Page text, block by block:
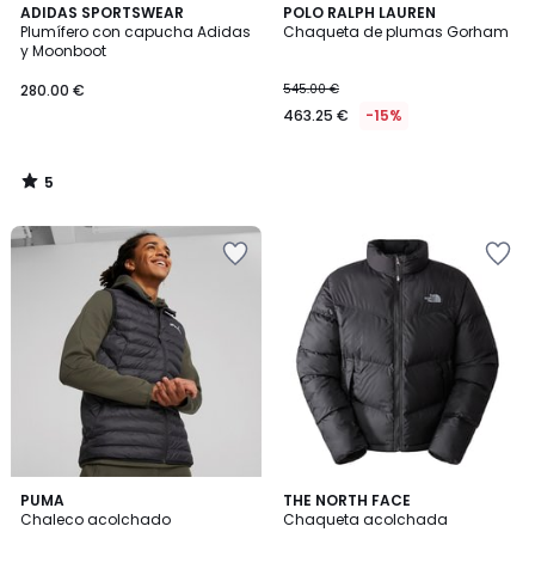
ADIDAS SPORTSWEAR
Plumífero con capucha Adidas
y Moonboot
280.00 €
5
/
5
5
/
POLO RALPH LAUREN
Chaqueta de plumas Gorham
545.00 €
463.25 € -15%
PUMA
Chaleco acolchado
THE NORTH FACE
Chaqueta acolchada
5
/